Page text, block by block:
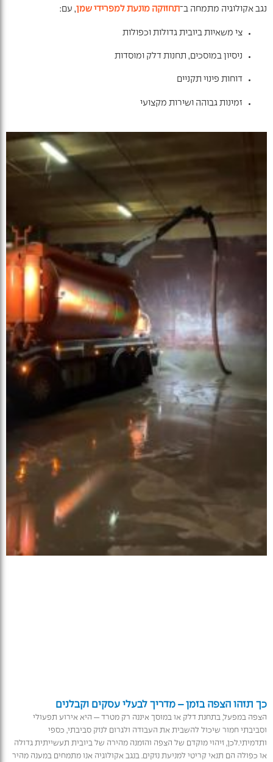
כך תזהו הצפה בזמן – מדריך לבעלי עסקים וקבלנים
הצפה במפעל, בתחנת דלק או במוסך איננה רק מטרד — היא אירוע תפעולי
וסביבתי חמור שיכול להשבית את העבודה ולגרום לנזק סביבתי, כספי
ותדמיתי.לכן, זיהוי מוקדם של הצפה והזמנה מהירה של ביובית תעשייתית גדולה
או כפולה הם תנאי קריטי למניעת נזקים. בנגב אקולוגיה אנו מתמחים במענה מהיר
נגב אקולוגיה מתמחה ב־ תחזוקה מונעת למפרידי שמן, עם:
צי משאיות ביובית גדולות וכפולות
ניסיון במוסכים, תחנות דלק ומוסדות
דוחות פינוי תקניים
זמינות גבוהה ושירות מקצועי